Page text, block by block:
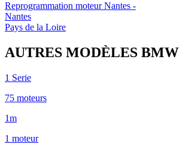
Reprogrammation moteurNantes -
Nantes
Pays de la Loire
AUTRES MODÈLES BMW
1 Serie
75 moteurs
1m
1 moteur